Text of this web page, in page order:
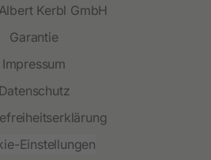
Kerbl GmbH
Garantie
Impressum
Datenschutz
Einstellungen